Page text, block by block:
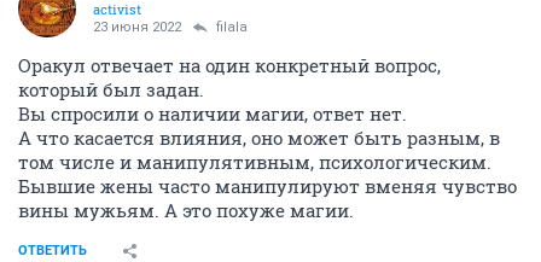
activist
23 июня 2022 filala
Оракул отвечает на один конкретный вопрос,
который был задан.
Вы спросили о наличии магии, ответ нет.
А что касается влияния, оно может быть разным, в
том числе и манипулятивным, психологическим.
Бывшие жены часто манипулируют вменяя чувство
вины мужьям. А это похуже магии.
ОТВЕТИТЬ